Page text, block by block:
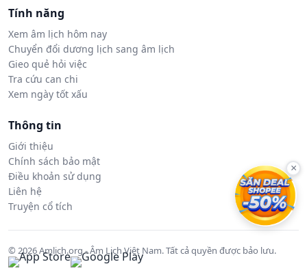
Tính năng
Xem âm lịch hôm nay
Chuyển đổi dương lịch sang âm lịch
Gieo quẻ hỏi việc
Tra cứu can chi
Xem ngày tốt xấu
Thông tin
Giới thiệu
Chính sách bảo mật
Điều khoản sử dụng
Liên hệ
Truyện cổ tích
© 2026 Amlich.org - Âm Lịch Việt Nam. Tất cả quyền được bảo lưu.
×